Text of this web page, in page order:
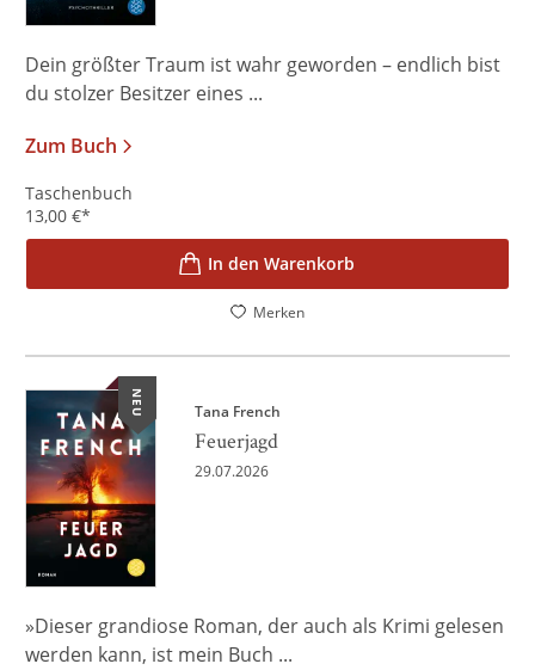
Dein größter Traum ist wahr geworden – endlich bist
du stolzer Besitzer eines ...
Zum Buch
Taschenbuch
13,00 €*
In den Warenkorb
Merken
NEU Tana French
Feuerjagd
29.07.2026
»Dieser grandiose Roman, der auch als Krimi gelesen
werden kann, ist mein Buch ...